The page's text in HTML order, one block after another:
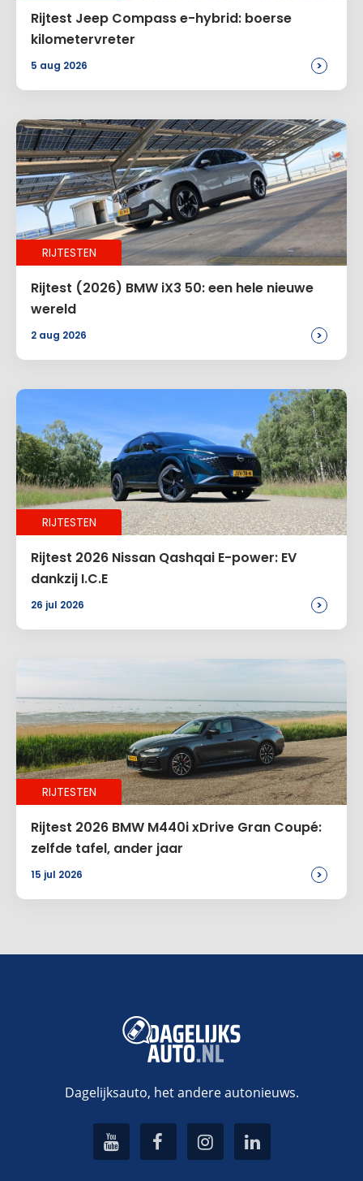
E-mail*
Site
Voeg een reactie toe
Alternative:
Rijtest Jeep Compass e-hybrid: boerse
kilometervreter
5 aug 2026 >
RIJTESTEN
Rijtest (2026) BMW iX3 50: een hele nieuwe
wereld
2 aug 2026 >
RIJTESTEN
Rijtest 2026 Nissan Qashqai E-power: EV
dankzij I.C.E
26 jul 2026 >
RIJTESTEN
Rijtest 2026 BMW M440i xDrive Gran Coupé:
zelfde tafel, ander jaar
15 jul 2026 >
Dagelijksauto, het andere autonieuws.